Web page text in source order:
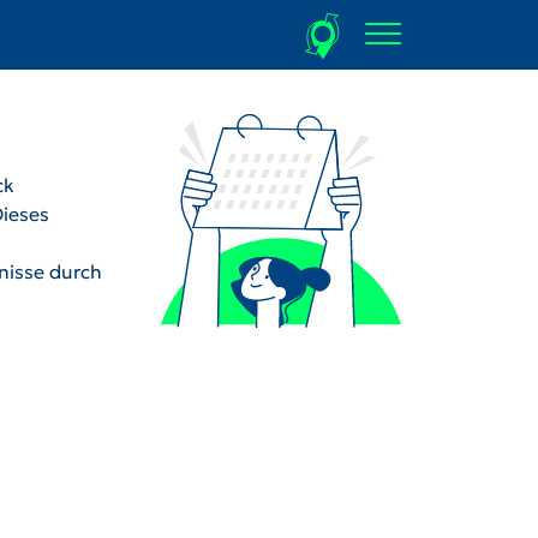
durch